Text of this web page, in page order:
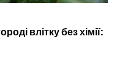
влітку без хімії: